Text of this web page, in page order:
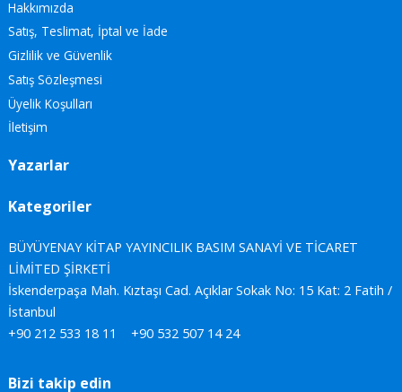
Hakkımızda
Satış, Teslimat, İptal ve İade
Gizlilik ve Güvenlik
Satış Sözleşmesi
Üyelik Koşulları
İletişim
Yazarlar
Kategoriler
BÜYÜYENAY KİTAP YAYINCILIK BASIM SANAYİ VE TİCARET
LİMİTED ŞİRKETİ
İskenderpaşa Mah. Kıztaşı Cad. Açıklar Sokak No: 15 Kat: 2 Fatih /
İstanbul
+90 212 533 18 11
+90 532 507 14 24
Bizi takip edin